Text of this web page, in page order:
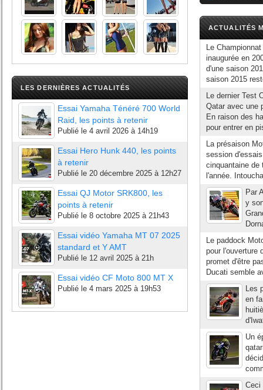
LES DERNIÈRES ACTUALITÉS
Essai Yamaha Ténéré 700 World
Raid, les points à retenir
Publié le 4 avril 2026 à 14h19
Essai Hero Hunk 440, les points
à retenir
Publié le 20 décembre 2025 à 12h27
Essai QJ Motor SRK800, les
points à retenir
Publié le 8 octobre 2025 à 21h43
Essai vidéo Yamaha MT 07 2025
standard et Y AMT
Publié le 12 avril 2025 à 21h
Essai vidéo CF Moto 800 MT X
Publié le 4 mars 2025 à 19h53
ACTUALITÉS
Le
inaugurée en
d'une saison
saison 2015
Le dernier Test
Qatar avec une
En raison des
pour entrer en
La présaison
session
cinquantaine de
l'année.
Par
y
Le paddock
pour l'ouverture
promet d'être
Ducati semble
Les
en
Un
Ceci